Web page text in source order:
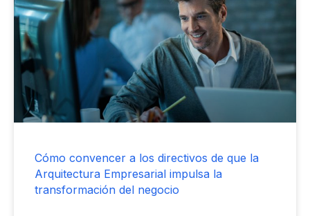
Cómo convencer a los directivos de que la
Arquitectura Empresarial impulsa la
transformación del negocio